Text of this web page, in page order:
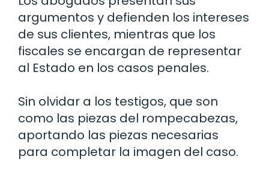
argumentos y defienden los intereses
de sus clientes, mientras que los
fiscales se encargan de representar
al Estado en los casos penales.
Sin olvidar a los testigos, que son
como las piezas del rompecabezas,
aportando las piezas necesarias
para completar la imagen del caso.